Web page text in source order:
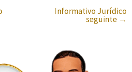
Informativo Jurídico
seguinte →